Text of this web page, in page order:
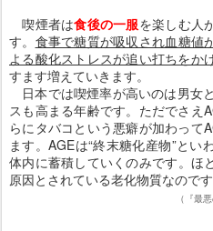
喫煙者は食後の一服を楽しむ人
す。 食事で糖質が吸収され血糖値
よる酸化ストレスが追い打ちをか
すます増えていきます。
日本では喫煙率が高いのは男女
スも高まる年齢です。ただでさえ
らにタバコという悪癖が加わって
ます。AGEは“終末糖化産物”と
体内に蓄積していくのみです。ほ
原因とされている老化物質なのです
（『最